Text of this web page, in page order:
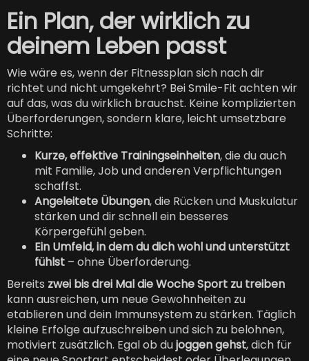
Ein Plan, der wirklich zu
deinem Leben passt
Wie wäre es, wenn der Fitnessplan sich nach dir
richtet und nicht umgekehrt? Bei Smile-Fit achten wir
auf das, was du wirklich brauchst. Keine komplizierten
Überforderungen, sondern klare, leicht umsetzbare
Schritte:
Kurze, effektive Trainingseinheiten, die du auch
mit Familie, Job und anderen Verpflichtungen
schaffst.
Angeleitete Übungen, die Rücken und Muskulatur
stärken und dir schnell ein besseres
Körpergefühl geben.
Ein Umfeld, in dem du dich wohl und unterstützt
fühlst – ohne Überforderung.
Bereits zwei bis drei Mal die Woche Sport zu treiben
kann ausreichen, um neue Gewohnheiten zu
etablieren und dein Immunsystem zu stärken. Täglich
kleine Erfolge aufzuschreiben und sich zu belohnen,
motiviert zusätzlich. Egal ob dujoggen gehst, dich für